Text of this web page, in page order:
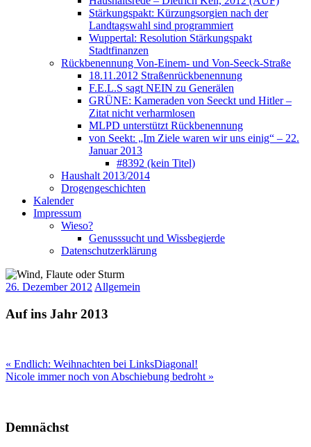
Stärkungspakt: Kürzungsorgien nach der
Landtagswahl sind programmiert
Wuppertal: Resolution Stärkungspakt
Stadtfinanzen
Rückbenennung Von-Einem- und Von-Seeck-Straße
18.11.2012 Straßenrückbenennung
F.E.L.S sagt NEIN zu Generälen
GRÜNE: Kameraden von Seeckt und Hitler –
Zitat nicht verharmlosen
MLPD unterstützt Rückbenennung
von Seekt: „Im Ziele waren wir uns einig“ – 22.
Januar 2013
#8392 (kein Titel)
Haushalt 2013/2014
Drogengeschichten
Kalender
Impressum
Wieso?
Genusssucht und Wissbegierde
Datenschutzerklärung
26. Dezember 2012 Allgemein
Auf ins Jahr 2013
Beitragsnavigation
« Endlich: Weihnachten bei LinksDiagonal!
Nicole immer noch von Abschiebung bedroht »
Demnächst